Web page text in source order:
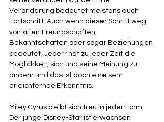
Veränderung bedeutet meistens auch
Fortschritt. Auch wenn dieser Schritt weg
von alten Freundschaften,
Bekanntschaften oder sogar Beziehungen
bedeutet. Jede*r hat zu jeder Zeit die
Möglichkeit, sich und seine Meinung zu
ändern und das ist doch eine sehr
erleichternde Erkenntnis.
Miley Cyrus bleibt sich treu in jeder Form.
Der junge Disney-Star ist erwachsen